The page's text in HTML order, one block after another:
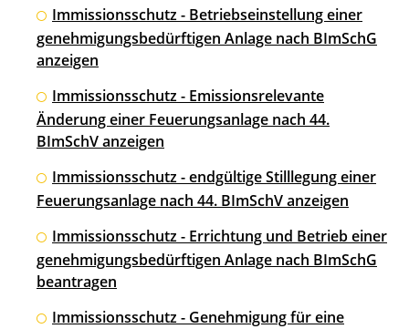
Immissionsschutz - Betriebseinstellung einer
genehmigungsbedürftigen Anlage nach BImSchG
anzeigen
Immissionsschutz - Emissionsrelevante
Änderung einer Feuerungsanlage nach 44.
BImSchV anzeigen
Immissionsschutz - endgültige Stilllegung einer
Feuerungsanlage nach 44. BImSchV anzeigen
Immissionsschutz - Errichtung und Betrieb einer
genehmigungsbedürftigen Anlage nach BImSchG
beantragen
Immissionsschutz - Genehmigung für eine